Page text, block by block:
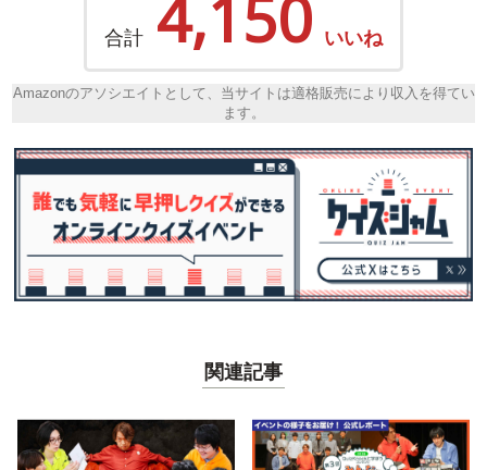
合計 4,150 いいね
Amazonのアソシエイトとして、当サイトは適格販売により収入を得てい
ます。
関連記事